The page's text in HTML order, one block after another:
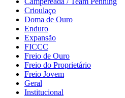
Crioulaço
Doma de Ouro
Enduro
Expansão
FICCC
Freio de Ouro
Freio do Proprietário
Freio Jovem
Geral
Institucional